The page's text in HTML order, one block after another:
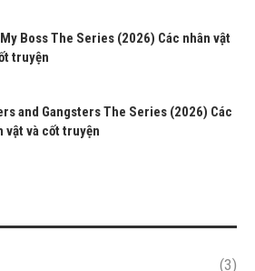
Boss The Series (2026) Các nhân vật
truyện
and Gangsters The Series (2026) Các
vật và cốt truyện
(3)